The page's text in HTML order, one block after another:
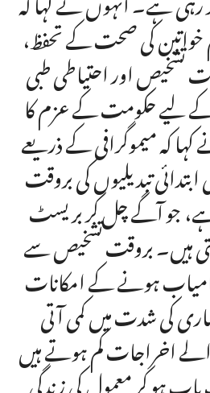
خواتین کی صحت کے تحفظ،
تشخیص اور احتیاطی طبی
لیے حکومت کے عزم کا
کہ میموگرافی کے ذریعے
تبدیلیوں کی بروقت
جو آگے چل کر بریسٹ
ہیں۔ بروقت تشخیص سے
ہونے کے امکانات
کی شدت میں کمی آتی
اخراجات کم ہوتے ہیں
ہو کر معمول کی زندگی